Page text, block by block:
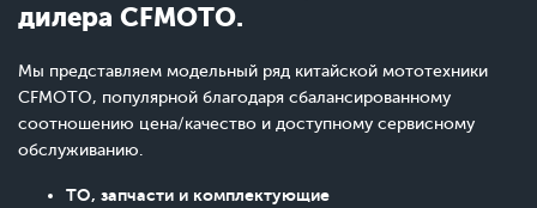
дилера CFMOTO.
Мы представляем модельный ряд китайской мототехники
CFMOTO, популярной благодаря сбалансированному
соотношению цена/качество и доступному сервисному
обслуживанию.
ТО, запчасти и комплектующие